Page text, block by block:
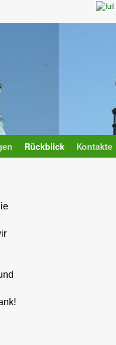
Rückblick Kontakte